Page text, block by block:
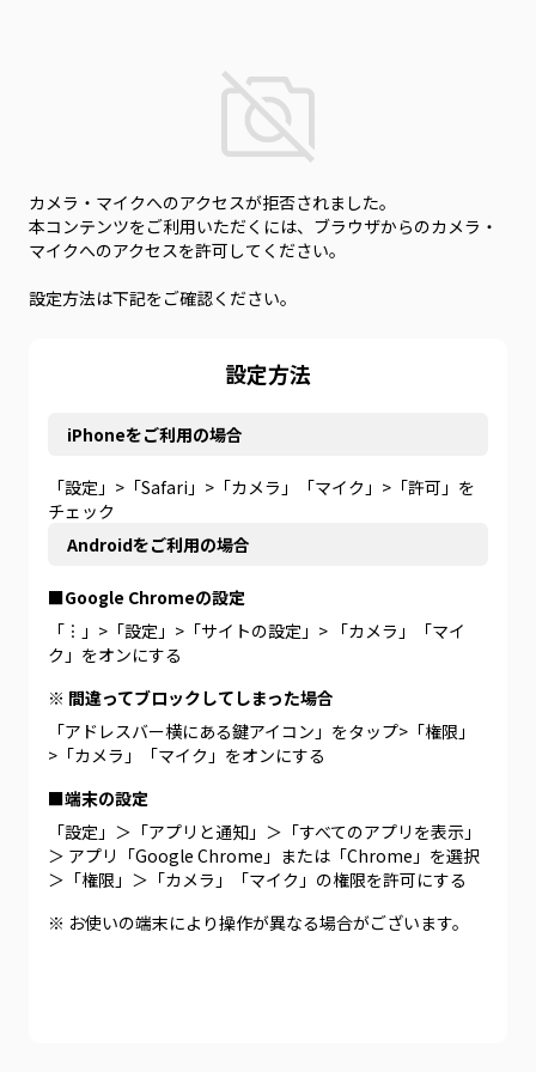
カメラ・マイクへのアクセスが拒否されました。
本コンテンツをご利用いただくには、ブラウザからのカメラ・
マイクへのアクセスを許可してください。
設定方法は下記をご確認ください。
設定方法
iPhoneをご利用の場合
「設定」>「Safari」>「カメラ」「マイク」>「許可」を
チェック
Androidをご利用の場合
■Google Chromeの設定
「︙」>「設定」>「サイトの設定」> 「カメラ」「マイ
ク」をオンにする
※ 間違ってブロックしてしまった場合
「アドレスバー横にある鍵アイコン」をタップ>「権限」
>「カメラ」「マイク」をオンにする
■端末の設定
「設定」＞「アプリと通知」＞「すべてのアプリを表示」
＞ アプリ「Google Chrome」または「Chrome」を選択
＞「権限」＞「カメラ」「マイク」の権限を許可にする
※ お使いの端末により操作が異なる場合がございます。